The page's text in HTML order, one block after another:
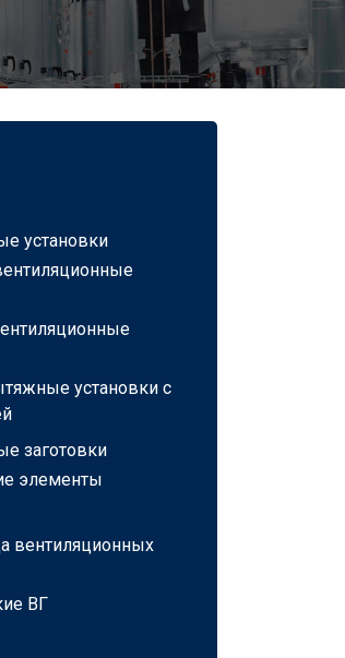
установки
установки с
заготовки
элементы
вентиляционных
ВГ